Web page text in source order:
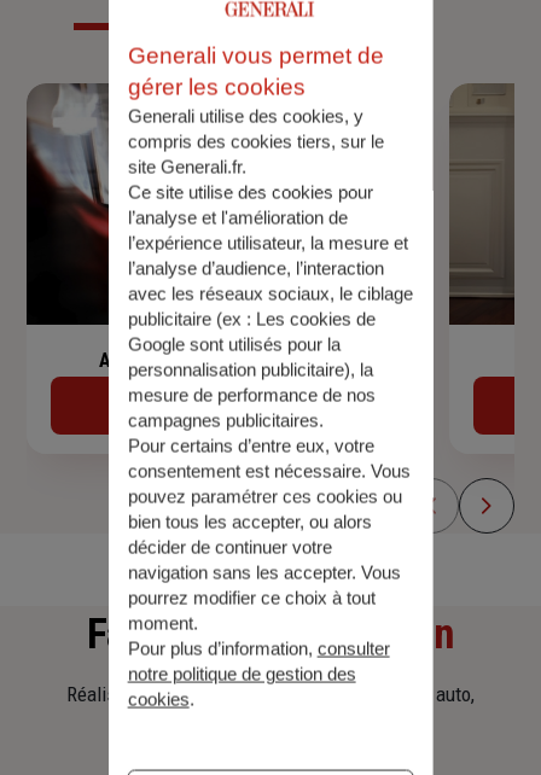
Assurance de prêt immobilier
Découvrir
Faitesune simulation
Réalisez une simulation tarifaire d'assurance, auto,
Generali vous permet de
gérer les cookies
Generali utilise des cookies, y
compris des cookies tiers, sur le
site Generali.fr.
Ce site utilise des cookies pour
l’analyse et l'amélioration de
l’expérience utilisateur, la mesure et
l’analyse d’audience, l’interaction
avec les réseaux sociaux, le ciblage
publicitaire (ex : Les cookies de
Google sont utilisés pour la
personnalisation publicitaire), la
mesure de performance de nos
campagnes publicitaires.
Pour certains d’entre eux, votre
consentement est nécessaire. Vous
pouvez paramétrer ces cookies ou
bien tous les accepter, ou alors
décider de continuer votre
navigation sans les accepter. Vous
pourrez modifier ce choix à tout
moment.
Pour plus d’information, consulter
notre politique de gestion des
cookies.